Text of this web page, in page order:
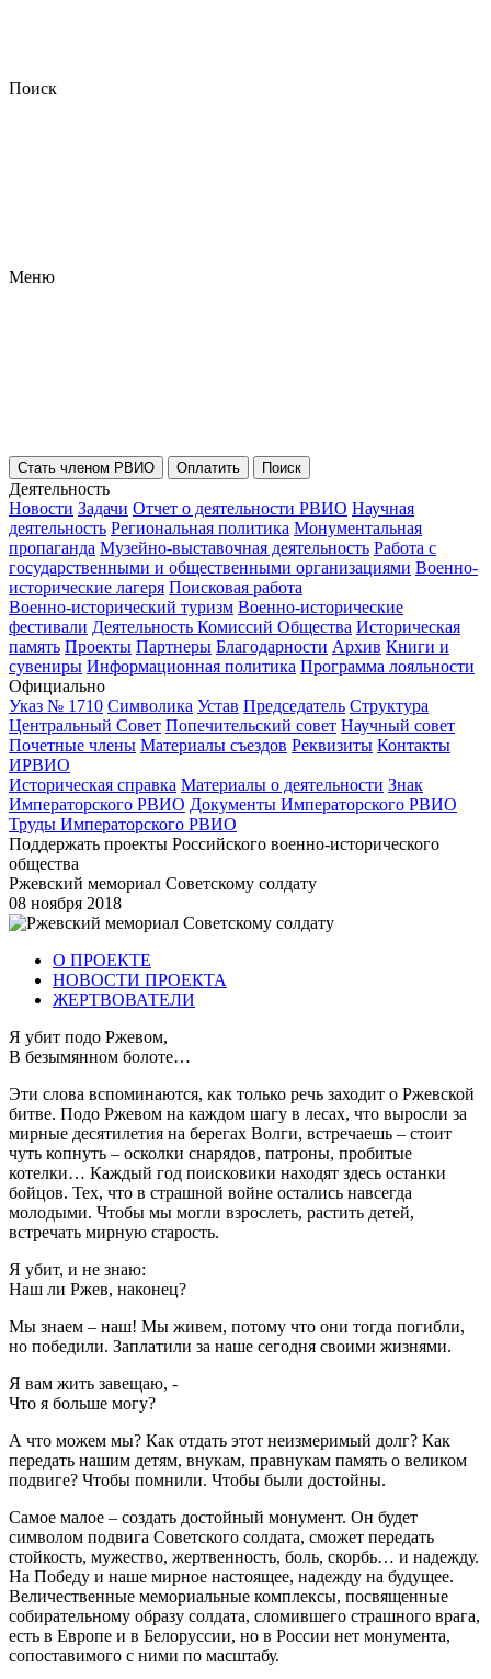
Поиск
Меню
Стать членом РВИО Оплатить Поиск
Деятельность
Новости Задачи Отчет о деятельности РВИО Научная
деятельность Региональная политика Монументальная
пропаганда Музейно-выставочная деятельность Работа с
государственными и общественными организациями Военно-
исторические лагеря Поисковая работа
Военно-исторический туризм Военно-исторические
фестивали Деятельность Комиссий Общества Историческая
память Проекты Партнеры Благодарности Архив Книги и
сувениры Информационная политика Программа лояльности
Официально
Указ № 1710 Символика Устав Председатель Структура
Центральный Совет Попечительский совет Научный совет
Почетные члены Материалы съездов Реквизиты Контакты
ИРВИО
Историческая справка Материалы о деятельности Знак
Императорского РВИО Документы Императорского РВИО
Труды Императорского РВИО
Поддержать проекты Российского военно-исторического
общества
Ржевский мемориал Советскому солдату
08 ноября 2018
О ПРОЕКТЕ
НОВОСТИ ПРОЕКТА
ЖЕРТВОВАТЕЛИ
Я убит подо Ржевом,
В безымянном болоте…
Эти слова вспоминаются, как только речь заходит о Ржевской
битве. Подо Ржевом на каждом шагу в лесах, что выросли за
мирные десятилетия на берегах Волги, встречаешь – стоит
чуть копнуть – осколки снарядов, патроны, пробитые
котелки… Каждый год поисковики находят здесь останки
бойцов. Тех, что в страшной войне остались навсегда
молодыми. Чтобы мы могли взрослеть, растить детей,
встречать мирную старость.
Я убит, и не знаю:
Наш ли Ржев, наконец?
Мы знаем – наш! Мы живем, потому что они тогда погибли,
но победили. Заплатили за наше сегодня своими жизнями.
Я вам жить завещаю, -
Что я больше могу?
А что можем мы? Как отдать этот неизмеримый долг? Как
передать нашим детям, внукам, правнукам память о великом
подвиге? Чтобы помнили. Чтобы были достойны.
Самое малое – создать достойный монумент. Он будет
символом подвига Советского солдата, сможет передать
стойкость, мужество, жертвенность, боль, скорбь… и надежду.
На Победу и наше мирное настоящее, надежду на будущее.
Величественные мемориальные комплексы, посвященные
собирательному образу солдата, сломившего страшного врага,
есть в Европе и в Белоруссии, но в России нет монумента,
сопоставимого с ними по масштабу.